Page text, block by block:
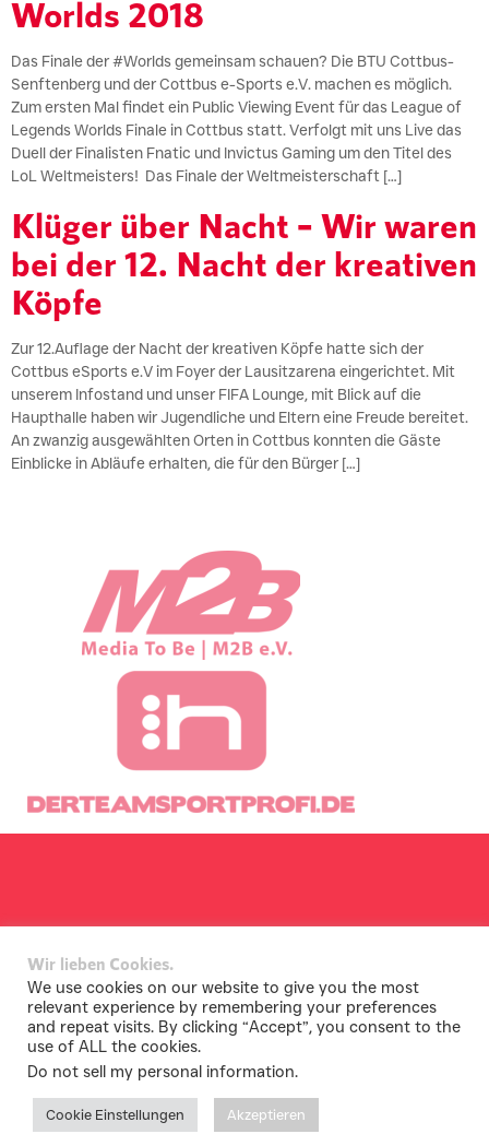
Worlds 2018
Das Finale der #Worlds gemeinsam schauen? Die BTU Cottbus-
Senftenberg und der Cottbus e-Sports e.V. machen es möglich.
Zum ersten Mal findet ein Public Viewing Event für das League of
Legends Worlds Finale in Cottbus statt. Verfolgt mit uns Live das
Duell der Finalisten Fnatic und Invictus Gaming um den Titel des
LoL Weltmeisters! Das Finale der Weltmeisterschaft […]
Klüger über Nacht – Wir waren
bei der 12. Nacht der kreativen
Köpfe
Zur 12.Auflage der Nacht der kreativen Köpfe hatte sich der
Cottbus eSports e.V im Foyer der Lausitzarena eingerichtet. Mit
unserem Infostand und unser FIFA Lounge, mit Blick auf die
Haupthalle haben wir Jugendliche und Eltern eine Freude bereitet.
An zwanzig ausgewählten Orten in Cottbus konnten die Gäste
Einblicke in Abläufe erhalten, die für den Bürger […]
Wir lieben Cookies.
We use cookies on our website to give you the most
relevant experience by remembering your preferences
and repeat visits. By clicking “Accept”, you consent to the
use of ALL the cookies.
Do not sell my personal information.
Cookie Einstellungen Akzeptieren